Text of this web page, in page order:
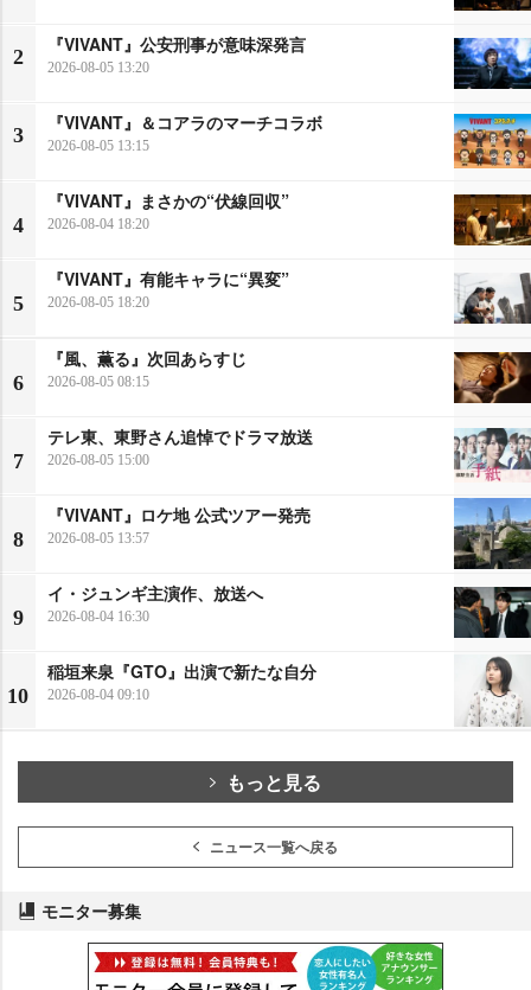
2
『VIVANT』公安刑事が意味深発言
2026-08-05 13:20
3
『VIVANT』＆コアラのマーチコラボ
2026-08-05 13:15
4
『VIVANT』まさかの“伏線回収”
2026-08-04 18:20
5
『VIVANT』有能キャラに“異変”
2026-08-05 18:20
6
『風、薫る』次回あらすじ
2026-08-05 08:15
7
テレ東、東野さん追悼でドラマ放送
2026-08-05 15:00
8
『VIVANT』ロケ地 公式ツアー発売
2026-08-05 13:57
9
イ・ジュンギ主演作、放送へ
2026-08-04 16:30
10
稲垣来泉『GTO』出演で新たな自分
2026-08-04 09:10
もっと見る
ニュース一覧へ戻る
モニター募集